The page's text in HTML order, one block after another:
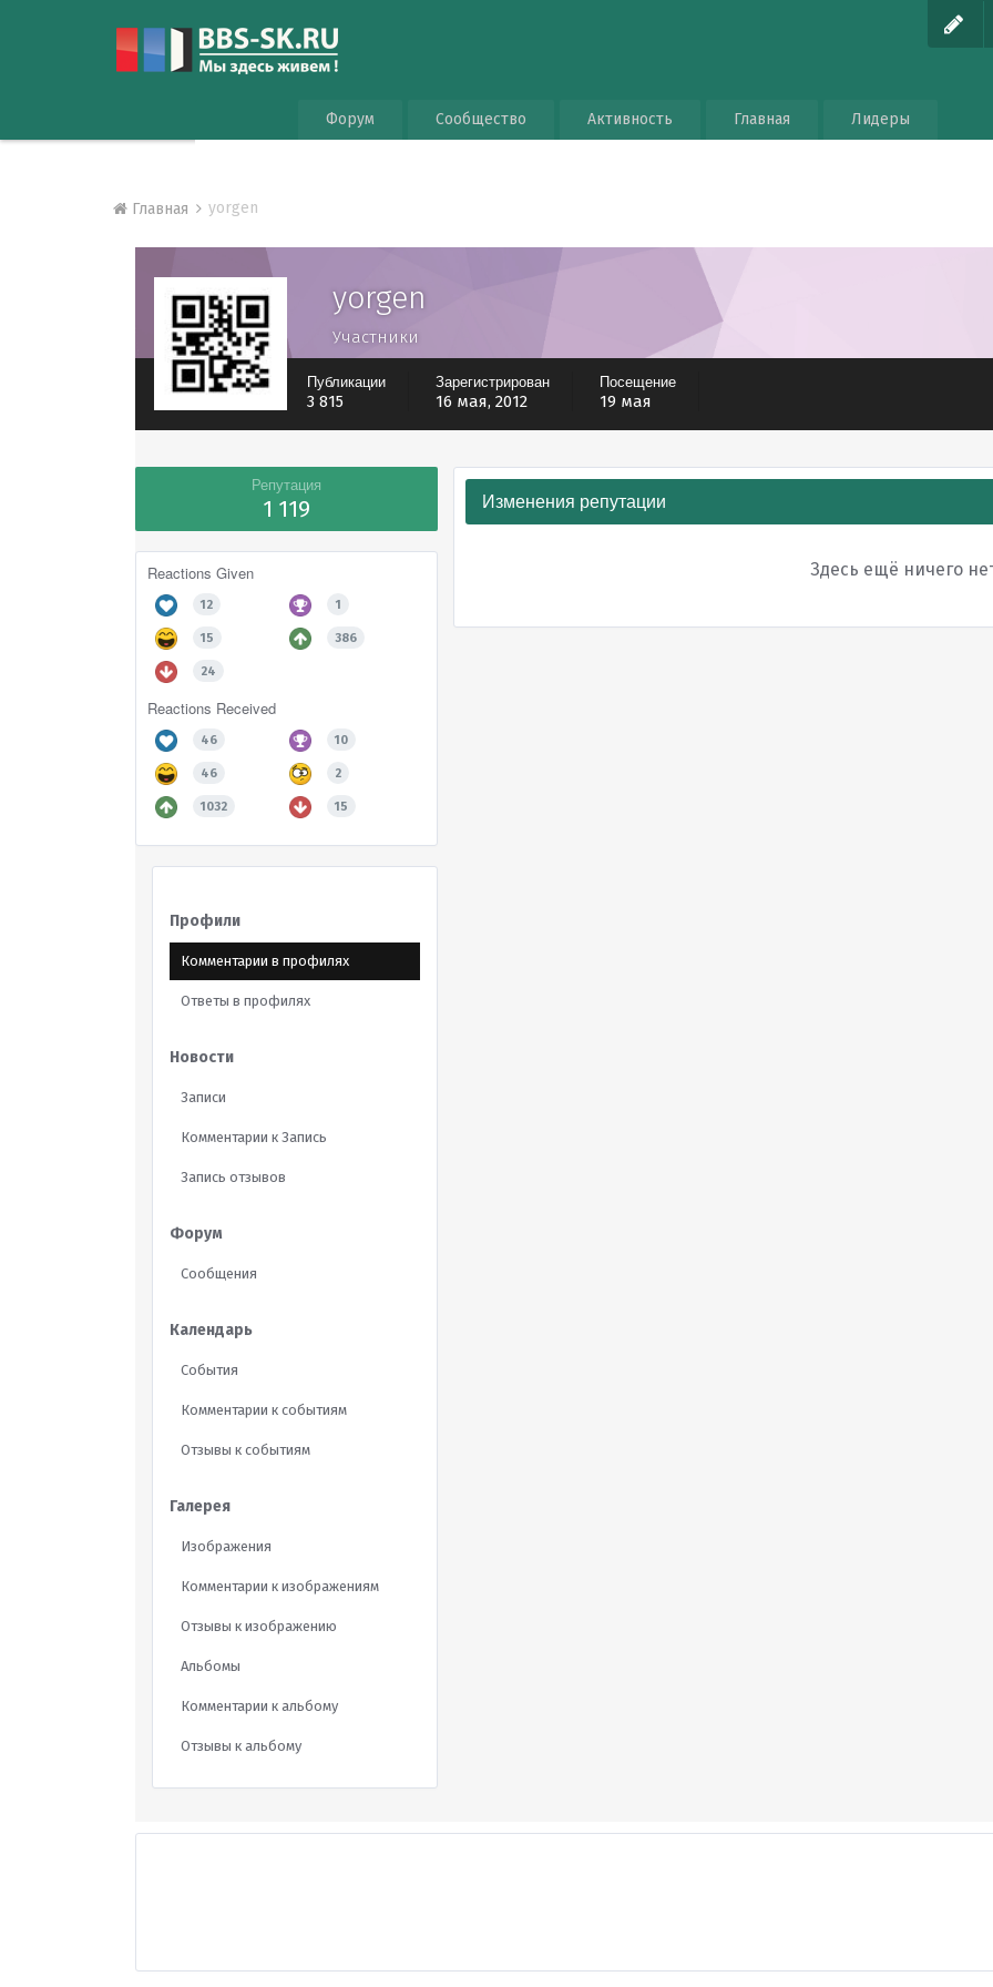
Форум Сообщество Активность Главная Лидеры
Главная yorgen
yorgen
Участники
Публикации
3 815
Зарегистрирован
16 мая, 2012
Посещение
19 мая
Репутация
1 119
Reactions Given
12 1
15 386
24
Reactions Received
46 10
46 2
1032 15
Профили
Комментарии в профилях
Ответы в профилях
Новости
Записи
Комментарии к Запись
Запись отзывов
Форум
Сообщения
Календарь
События
Комментарии к событиям
Отзывы к событиям
Галерея
Изображения
Комментарии к изображениям
Отзывы к изображению
Альбомы
Комментарии к альбому
Отзывы к альбому
Изменения репутации
Здесь ещё ничего